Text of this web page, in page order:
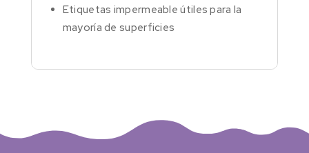
Etiquetas impermeable útiles para la
mayoría de superficies